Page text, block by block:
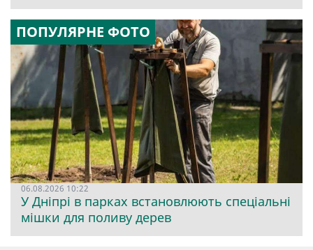
ПОПУЛЯРНЕ ФОТО
06.08.2026 10:22
У Дніпрі в парках встановлюють спеціальні
мішки для поливу дерев